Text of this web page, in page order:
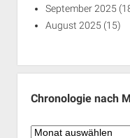
September 2025
August 2025 (15)
Chronologie nach
Chronologie